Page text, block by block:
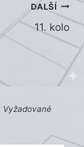
DALŠÍ
11. kolo
Vyžadované